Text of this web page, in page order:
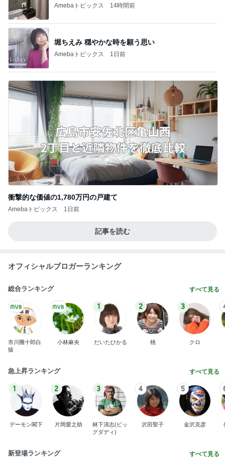
Amebaトピックス 14時間前
堀ちえみ 穏やかな時を願う思い
Amebaトピックス 1日前
衝撃的な価値の1,780万円の戸建て
Amebaトピックス 1日前
記事を読む
オフィシャルブロガーランキング
総合ランキング すべて見る
市川團十郎白
猿
小林麻央
1
だいたひかる
2
桃
3
クロ
急上昇ランキング すべて見る
1
デーモン閣下
2
片岡愛之助
3
林下清志(ビッ
グダディ)
4
沢田聖子
5
金沢克彦
新登場ランキング すべて見る